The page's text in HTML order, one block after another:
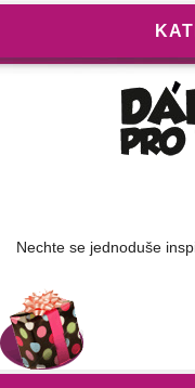
Nechte se jednoduše